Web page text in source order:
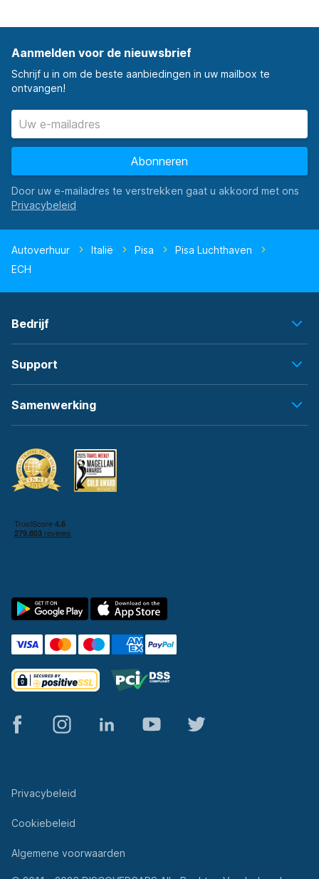
Aanmelden voor de nieuwsbrief
Schrijf u in om de beste aanbiedingen in uw mailbox te
ontvangen!
Abonneren
Door uw e-mailadres te verstrekken gaat u akkoord met ons
Autoverhuur Italië Pisa
Pisa Luchthaven
ECH
Bedrijf
Support
Samenwerking